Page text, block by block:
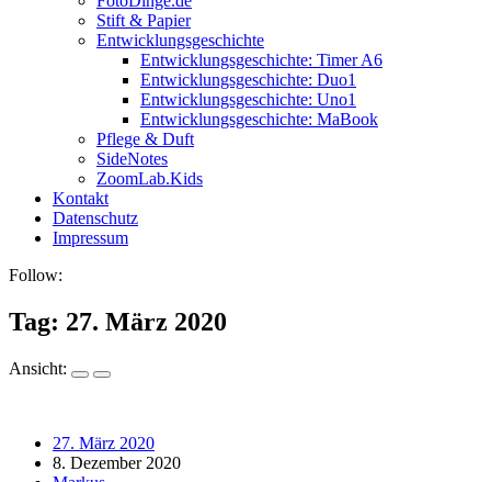
Stift & Papier
Entwicklungsgeschichte
Entwicklungsgeschichte: Timer A6
Entwicklungsgeschichte: Duo1
Entwicklungsgeschichte: Uno1
Entwicklungsgeschichte: MaBook
Pflege & Duft
SideNotes
ZoomLab.Kids
Kontakt
Datenschutz
Impressum
Follow:
Tag: 27. März 2020
Ansicht:
27. März 2020
8. Dezember 2020